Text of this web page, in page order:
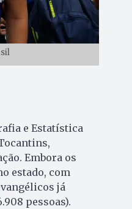
e Estatística
Embora os
estado, com
já
pessoas).